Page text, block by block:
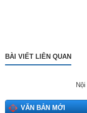
BÀI VIẾT LIÊN QUAN
Nội
VĂN BẢN MỚI
Tên:(NGHỊ ĐỊNH
một số cơ chế, chính
và tổ chức thi hành
Ngày ban hành: (10/12/